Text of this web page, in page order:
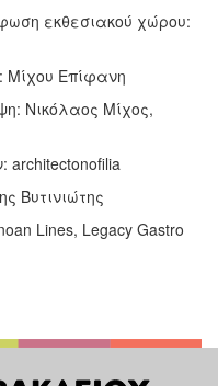
εκθεσιακού χώρου:
Μίχου Επίφανη
Νικόλαος Μίχος,
Βυτινιώτης
Lines, Legacy Gastro